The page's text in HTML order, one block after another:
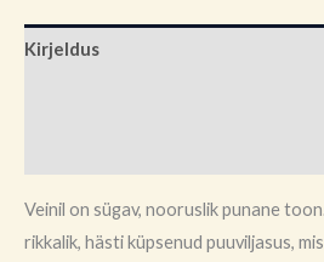
Kirjeldus
Veinil on sügav, nooruslik punane
rikkalik, hästi küpsenud puuviljasus,